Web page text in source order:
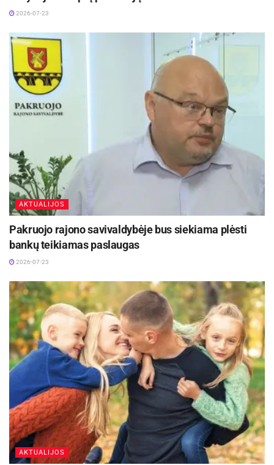
2026-07-23
AKTUALIJOS
Pakruojo rajono savivaldybėje bus siekiama plėsti
bankų teikiamas paslaugas
2026-07-23
AKTUALIJOS